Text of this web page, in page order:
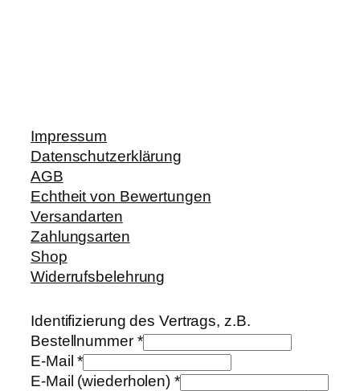
Impressum
Datenschutzerklärung
AGB
Echtheit von Bewertungen
Versandarten
Zahlungsarten
Shop
Widerrufsbelehrung
Identifizierung des Vertrags, z.B.
Bestellnummer *
E-Mail*
E-Mail (wiederholen) *